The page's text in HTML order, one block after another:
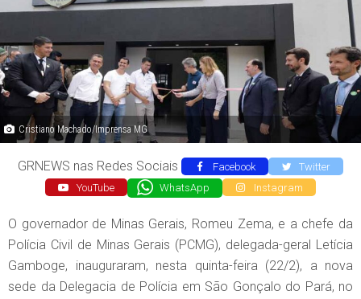
Cristiano Machado/Imprensa MG
GRNEWS nas Redes Sociais Facebook
Twitter
YouTube
WhatsApp Instagram
O governador de Minas Gerais, Romeu Zema, e a chefe da
Polícia Civil de Minas Gerais (PCMG), delegada-geral Letícia
Gamboge, inauguraram, nesta quinta-feira (22/2), a nova
sede da Delegacia de Polícia em São Gonçalo do Pará, no